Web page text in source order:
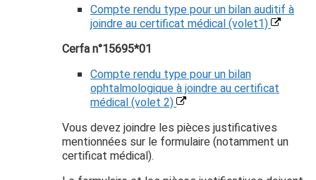
Compte rendu type pour un bilan auditif à
joindre au certificat médical (volet1)
Cerfa n°15695*01
Compte rendu type pour un bilan
ophtalmologique à joindre au certificat
médical (volet 2)
Vous devez joindre les pièces justificatives
mentionnées sur le formulaire (notamment un
certificat médical).